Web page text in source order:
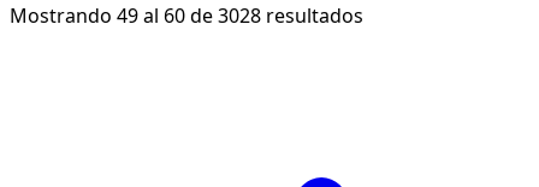
Mostrando 49al 60de3028 resultados